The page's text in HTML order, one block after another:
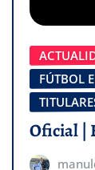
FÚTBOL
Oficial |